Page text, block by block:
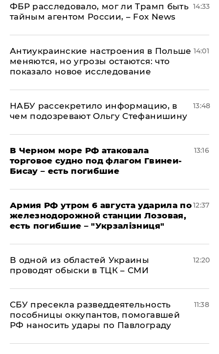
ФБР расследовало, мог ли Трамп быть
тайным агентом России, – Fox News
14:33
Антиукраинские настроения в Польше
меняются, но угрозы остаются: что
показало новое исследование
14:01
НАБУ рассекретило информацию, в
чем подозревают Ольгу Стефанишину
13:48
В Черном море РФ атаковала
торговое судно под флагом Гвинеи-
Бисау – есть погибшие
13:16
Армия РФ утром 6 августа ударила по
железнодорожной станции Лозовая,
есть погибшие – "Укрзалізниця"
12:37
В одной из областей Украины
проводят обыски в ТЦК – СМИ
12:20
СБУ пресекла разведдеятельность
пособницы оккупантов, помогавшей
РФ наносить удары по Павлограду
11:38